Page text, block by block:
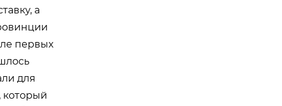
а
первых
для
который